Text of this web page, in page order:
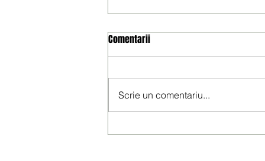
Participarea salariaților la profit –
Comentarii
Scrie un comentariu...